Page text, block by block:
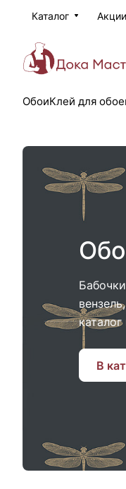
Каталог Акции
ОбоиКлей для
В